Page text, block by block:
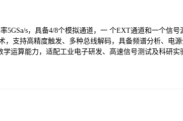
5GSa/s，具备4/8个模拟通道，一 个EXT通道和一个信号
，支持高精度触发、多种总线解码，具备频谱分析、电
运算能力，适配工业电子研发、高速信号测试及科研实